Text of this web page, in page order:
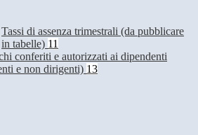
Tassi di assenza trimestrali (da pubblicare
in tabelle) 11
conferiti e autorizzati ai dipendenti
e non dirigenti) 13